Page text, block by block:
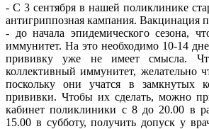
- С 3 сентября в нашей поликлинике
антигриппозная кампания. Вакцинация
- до начала эпидемического сезона,
иммунитет. На это необходимо 10-14
прививку уже не имеет смысла.
коллективный иммунитет, желательно
поскольку они учатся в замкнутых
прививки. Чтобы их сделать, можно
кабинет поликлиники с 8 до 20.00 в
15.00 в субботу, получить допуск у